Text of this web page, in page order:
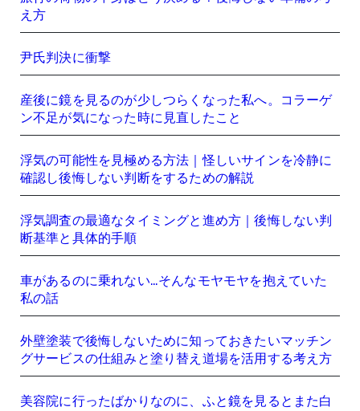
え方
尹氏判決に衝撃
産後に鏡を見るのが少しつらくなった私へ。コラーゲ
ン不足が気になった時に見直したこと
浮気の可能性を見極める方法｜怪しいサインを冷静に
確認し後悔しない判断をするための解説
浮気調査の最適なタイミングと進め方｜後悔しない判
断基準と具体的手順
車があるのに乗れない…そんなモヤモヤを抱えていた
私の話
外壁塗装で後悔しないために知っておきたいマッチン
グサービスの仕組みと塗り替え道場を活用する考え方
美容院に行ったばかりなのに、ふと鏡を見るとまた白